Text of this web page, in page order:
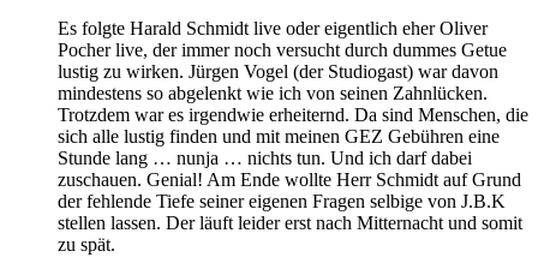
Es folgte Harald Schmidt live oder eigentlich eher Oliver
Pocher live, der immer noch versucht durch dummes Getue
lustig zu wirken. Jürgen Vogel (der Studiogast) war davon
mindestens so abgelenkt wie ich von seinen Zahnlücken.
Trotzdem war es irgendwie erheiternd. Da sind Menschen, die
sich alle lustig finden und mit meinen GEZ Gebühren eine
Stunde lang … nunja … nichts tun. Und ich darf dabei
zuschauen. Genial! Am Ende wollte Herr Schmidt auf Grund
der fehlende Tiefe seiner eigenen Fragen selbige von J.B.K
stellen lassen. Der läuft leider erst nach Mitternacht und somit
zu spät.